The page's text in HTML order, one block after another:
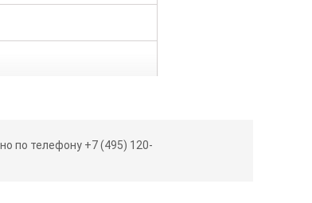
по телефону +7 (495) 120-